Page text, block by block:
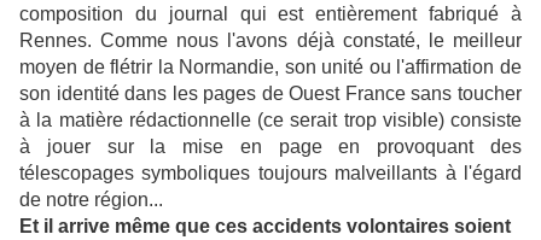
composition du journal qui est entièrement fabriqué à
Rennes. Comme nous l'avons déjà constaté, le meilleur
moyen de flétrir la Normandie, son unité ou l'affirmation de
son identité dans les pages de Ouest France sans toucher
à la matière rédactionnelle (ce serait trop visible) consiste
à jouer sur la mise en page en provoquant des
télescopages symboliques toujours malveillants à l'égard
de notre région...
Et il arrive même que ces accidents volontaires soient